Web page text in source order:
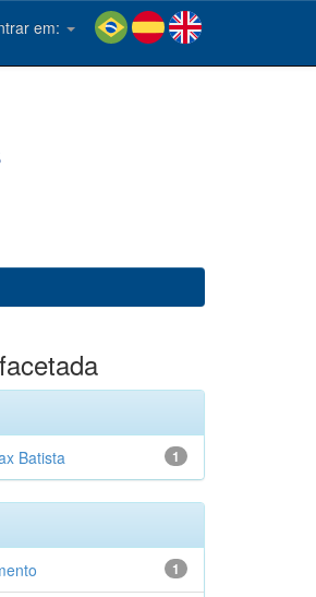
em:
1
Batista
1